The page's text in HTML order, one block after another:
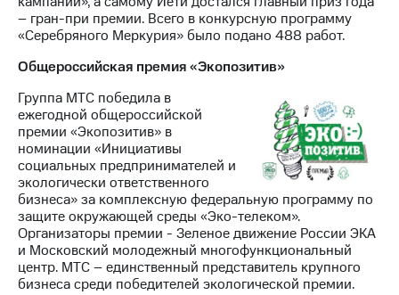
– гран-при премии. Всего в конкурсную программу
«Серебряного Меркурия» было подано 488 работ.
Общероссийская премия «Экопозитив»
Группа МТС победила в
ежегодной общероссийской
премии «Экопозитив» в
номинации «Инициативы
социальных предпринимателей и
экологически ответственного
бизнеса» за комплексную федеральную программу по
защите окружающей среды «Эко-телеком».
Организаторы премии - Зеленое движение России ЭКА
и Московский молодежный многофункциональный
центр. МТС – единственный представитель крупного
бизнеса среди победителей экологической премии.